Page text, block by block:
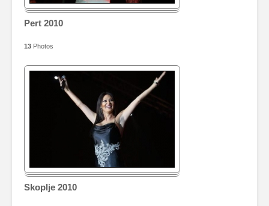
Pert 2010
13 Photos
Skoplje 2010